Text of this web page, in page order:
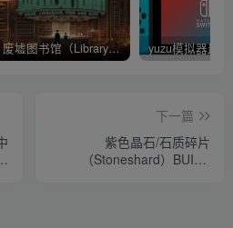
废墟图书馆（Library Of Ruina）v1.1.0.6a13 官中 附yuzu模拟器 本体+1.0.3升补
下一篇
紫色晶石/石质碎片
（Stoneshard）BUILD